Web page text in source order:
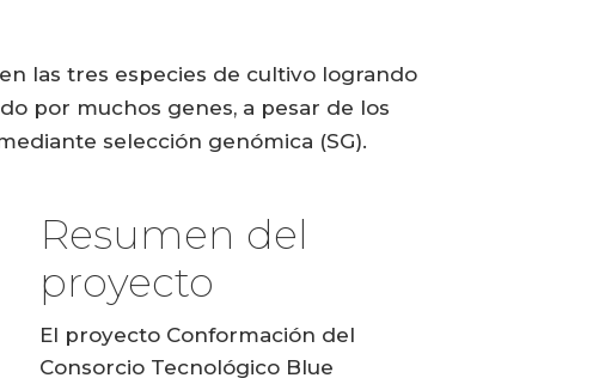
las tres especies de cultivo logrando
por muchos genes, a pesar de los
selección genómica (SG).
Resumen del
proyecto
El proyecto Conformación del
Consorcio Tecnológico Blue